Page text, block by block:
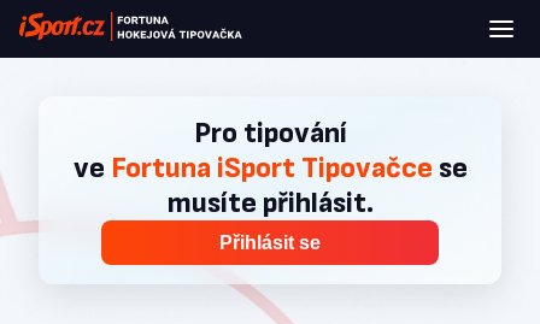
Pro tipování
ve Fortuna iSport Tipovačce se
musíte přihlásit.
Přihlásit se